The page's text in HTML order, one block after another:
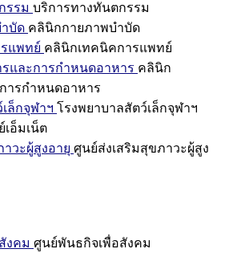
รรม บริการทางทันตกรรม
บัด คลินิกกายภาพบำบัด
แพทย์ คลินิกเทคนิคการแพทย์
และการกำหนดอาหาร คลินิก
ารกำหนดอาหาร
ล็กจุฬาฯ โรงพยาบาลสัตว์เล็กจุฬาฯ
เอ็มเน็ต
วะผู้สูงอายุ ศูนย์ส่งเสริมสุขภาวะผู้สูง
งคม ศูนย์พันธกิจเพื่อสังคม